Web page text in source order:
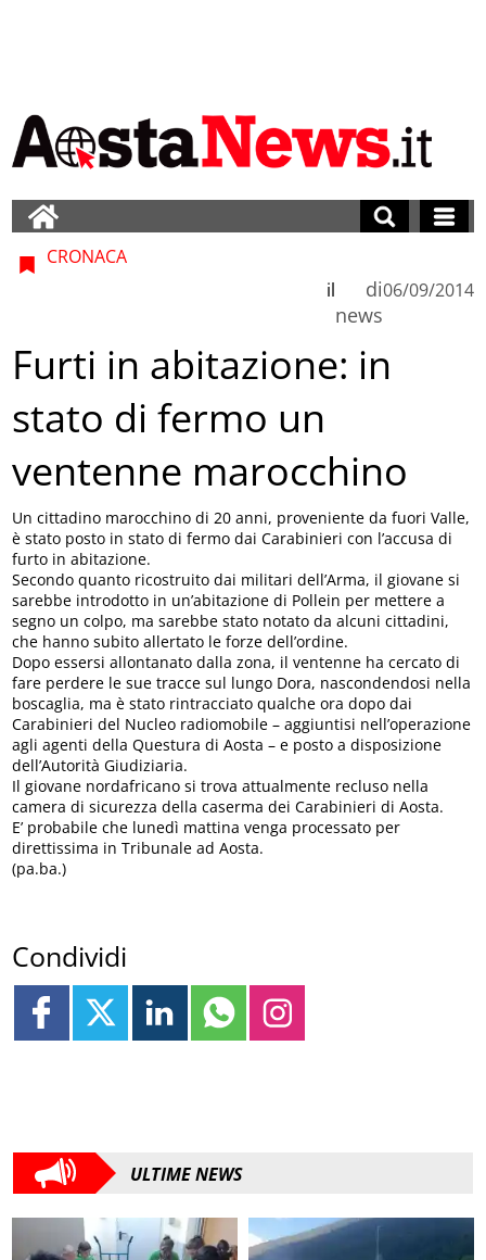
CRONACA
di
news
il 06/09/2014
Furti in abitazione: in
stato di fermo un
ventenne marocchino
Un cittadino marocchino di 20 anni, proveniente da fuori Valle,
è stato posto in stato di fermo dai Carabinieri con l’accusa di
furto in abitazione.
Secondo quanto ricostruito dai militari dell’Arma, il giovane si
sarebbe introdotto in un’abitazione di Pollein per mettere a
segno un colpo, ma sarebbe stato notato da alcuni cittadini,
che hanno subito allertato le forze dell’ordine.
Dopo essersi allontanato dalla zona, il ventenne ha cercato di
fare perdere le sue tracce sul lungo Dora, nascondendosi nella
boscaglia, ma è stato rintracciato qualche ora dopo dai
Carabinieri del Nucleo radiomobile – aggiuntisi nell’operazione
agli agenti della Questura di Aosta – e posto a disposizione
dell’Autorità Giudiziaria.
Il giovane nordafricano si trova attualmente recluso nella
camera di sicurezza della caserma dei Carabinieri di Aosta.
E’ probabile che lunedì mattina venga processato per
direttissima in Tribunale ad Aosta.
(pa.ba.)
Condividi
ULTIME NEWS